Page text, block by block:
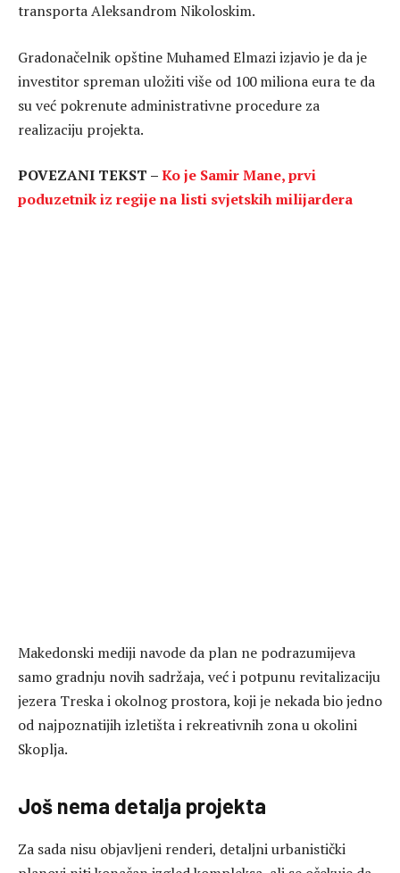
transporta Aleksandrom Nikoloskim.
Gradonačelnik opštine Muhamed Elmazi izjavio je da je
investitor spreman uložiti više od 100 miliona eura te da
su već pokrenute administrativne procedure za
realizaciju projekta.
POVEZANI TEKST –Ko je Samir Mane, prvi
poduzetnik iz regije na listi svjetskih milijardera
Makedonski mediji navode da plan ne podrazumijeva
samo gradnju novih sadržaja, već i potpunu revitalizaciju
jezera Treska i okolnog prostora, koji je nekada bio jedno
od najpoznatijih izletišta i rekreativnih zona u okolini
Skoplja.
Još nema detalja projekta
Za sada nisu objavljeni renderi, detaljni urbanistički